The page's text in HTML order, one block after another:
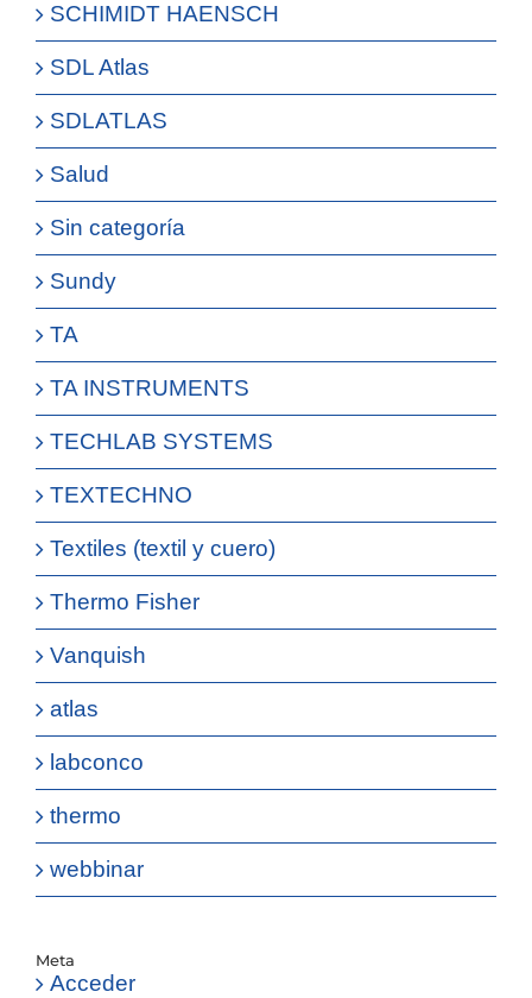
SCHIMIDT HAENSCH
SDL Atlas
SDLATLAS
Salud
Sin categoría
Sundy
TA
TA INSTRUMENTS
TECHLAB SYSTEMS
TEXTECHNO
Textiles (textil y cuero)
Thermo Fisher
Vanquish
atlas
labconco
thermo
webbinar
Meta
Acceder